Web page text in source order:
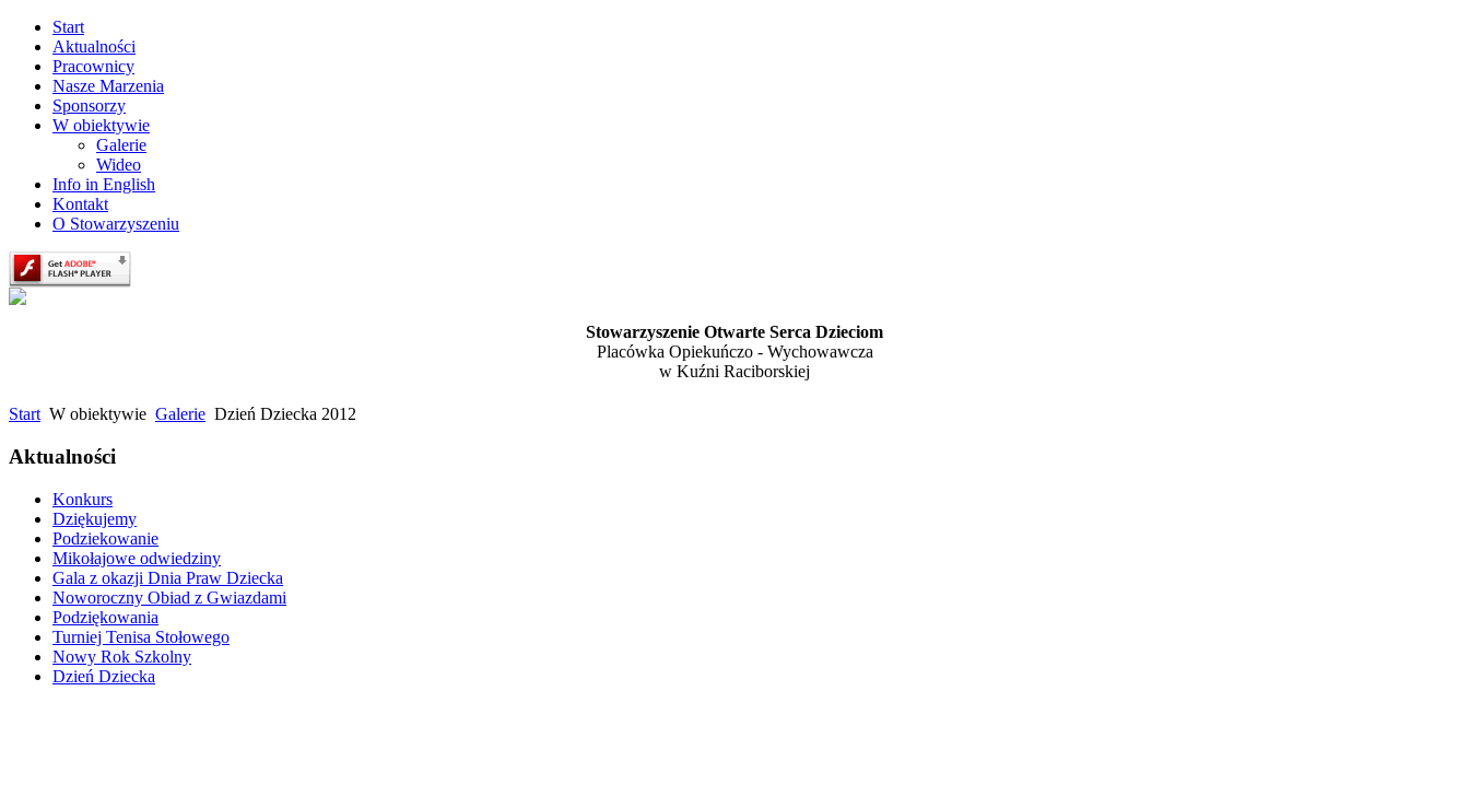
Start
Aktualności
Pracownicy
Nasze Marzenia
Sponsorzy
W obiektywie
Galerie
Wideo
Info in English
Kontakt
O Stowarzyszeniu
Stowarzyszenie Otwarte Serca Dzieciom
Placówka Opiekuńczo - Wychowawcza
w Kuźni Raciborskiej
Start W obiektywie Galerie Dzień Dziecka 2012
Aktualności
Konkurs
Dziękujemy
Podziekowanie
Mikołajowe odwiedziny
Gala z okazji Dnia Praw Dziecka
Noworoczny Obiad z Gwiazdami
Podziękowania
Turniej Tenisa Stołowego
Nowy Rok Szkolny
Dzień Dziecka